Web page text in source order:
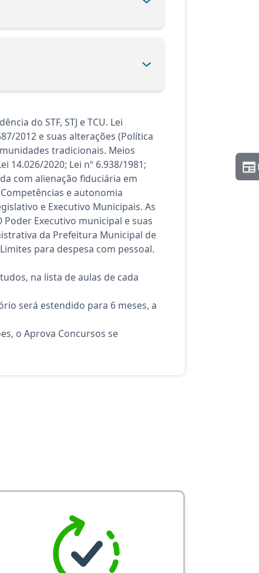
do STF, STJ e TCU. Lei
2012 e suas alterações (Política
tradicionais. Meios
2020; Lei nº 6.938/1981;
com alienação fiduciária em
e autonomia
e Executivo Municipais. As
Executivo municipal e suas
da Prefeitura Municipal de
para despesa com pessoal.
na lista de aulas de cada
será estendido para 6 meses, a
o Aprova Concursos se